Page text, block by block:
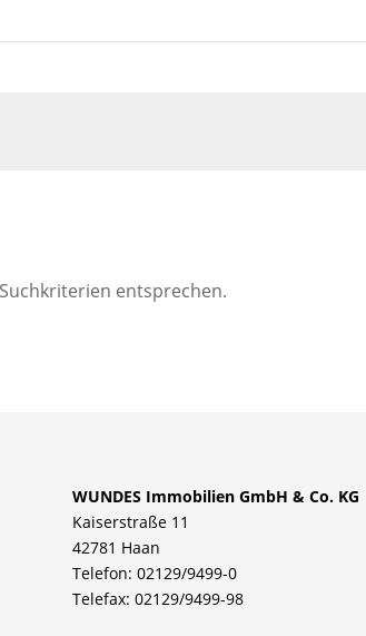
entsprechen.
WUNDES Immobilien GmbH & Co. KG
Kaiserstraße 11
42781 Haan
Telefon: 02129/9499-0
Telefax: 02129/9499-98